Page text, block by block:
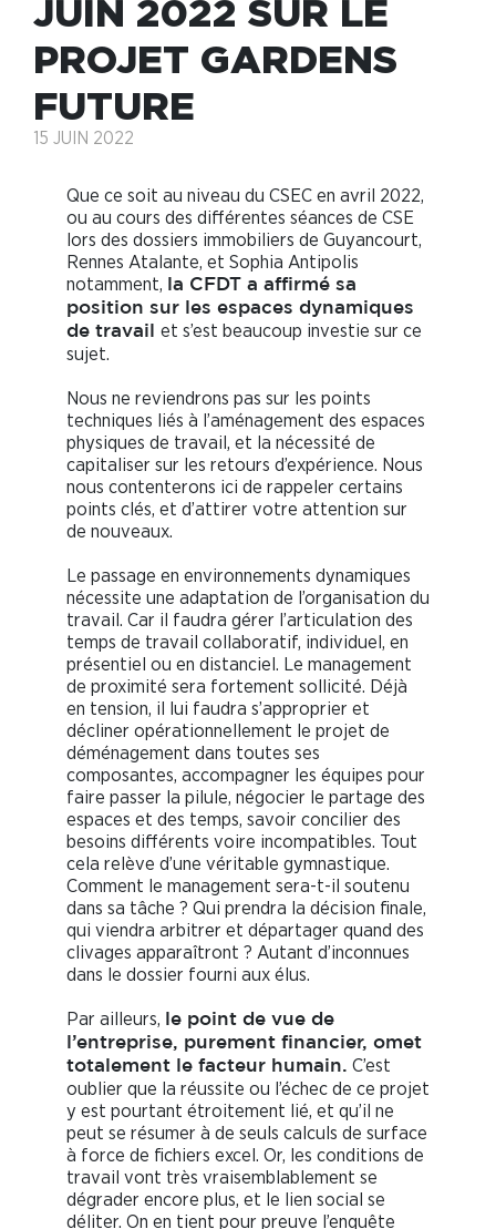
JUIN 2022 SUR LE
PROJET GARDENS
FUTURE
15 JUIN 2022
Que ce soit au niveau du CSEC en avril 2022,
ou au cours des différentes séances de CSE
lors des dossiers immobiliers de Guyancourt,
Rennes Atalante, et Sophia Antipolis
notamment,
la CFDT a affirmé sa
position sur les espaces dynamiques
de travail et s’est beaucoup investie sur ce
sujet.
Nous ne reviendrons pas sur les points
techniques liés à l’aménagement des espaces
physiques de travail, et la nécessité de
capitaliser sur les retours d’expérience. Nous
nous contenterons ici de rappeler certains
points clés, et d’attirer votre attention sur
de nouveaux.
Le passage en environnements dynamiques
nécessite une adaptation de l’organisation du
travail. Car il faudra gérer l’articulation des
temps de travail collaboratif, individuel, en
présentiel ou en distanciel. Le management
de proximité sera fortement sollicité. Déjà
en tension, il lui faudra s’approprier et
décliner opérationnellement le projet de
déménagement dans toutes ses
composantes, accompagner les équipes pour
faire passer la pilule, négocier le partage des
espaces et des temps, savoir concilier des
besoins différents voire incompatibles. Tout
cela relève d’une véritable gymnastique.
Comment le management sera-t-il soutenu
dans sa tâche ? Qui prendra la décision finale,
qui viendra arbitrer et départager quand des
clivages apparaîtront ? Autant d’inconnues
dans le dossier fourni aux élus.
Par ailleurs,
le point de vue de
l’entreprise, purement financier, omet
totalement le facteur humain. C’est
oublier que la réussite ou l’échec de ce projet
y est pourtant étroitement lié, et qu’il ne
peut se résumer à de seuls calculs de surface
à force de fichiers excel. Or, les conditions de
travail vont très vraisemblablement se
dégrader encore plus, et le lien social se
déliter. On en tient pour preuve l’enquête